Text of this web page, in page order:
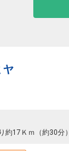
ヤ
約17Ｋｍ（約30分）